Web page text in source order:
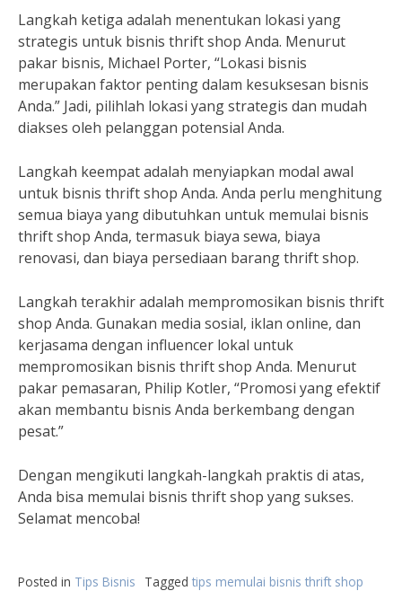
Langkah ketiga adalah menentukan lokasi yang
strategis untuk bisnis thrift shop Anda. Menurut
pakar bisnis, Michael Porter, “Lokasi bisnis
merupakan faktor penting dalam kesuksesan bisnis
Anda.” Jadi, pilihlah lokasi yang strategis dan mudah
diakses oleh pelanggan potensial Anda.
Langkah keempat adalah menyiapkan modal awal
untuk bisnis thrift shop Anda. Anda perlu menghitung
semua biaya yang dibutuhkan untuk memulai bisnis
thrift shop Anda, termasuk biaya sewa, biaya
renovasi, dan biaya persediaan barang thrift shop.
Langkah terakhir adalah mempromosikan bisnis thrift
shop Anda. Gunakan media sosial, iklan online, dan
kerjasama dengan influencer lokal untuk
mempromosikan bisnis thrift shop Anda. Menurut
pakar pemasaran, Philip Kotler, “Promosi yang efektif
akan membantu bisnis Anda berkembang dengan
pesat.”
Dengan mengikuti langkah-langkah praktis di atas,
Anda bisa memulai bisnis thrift shop yang sukses.
Selamat mencoba!
Posted in Tips Bisnis Tagged tips memulai bisnis thrift shop